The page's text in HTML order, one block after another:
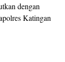
dengan
Katingan